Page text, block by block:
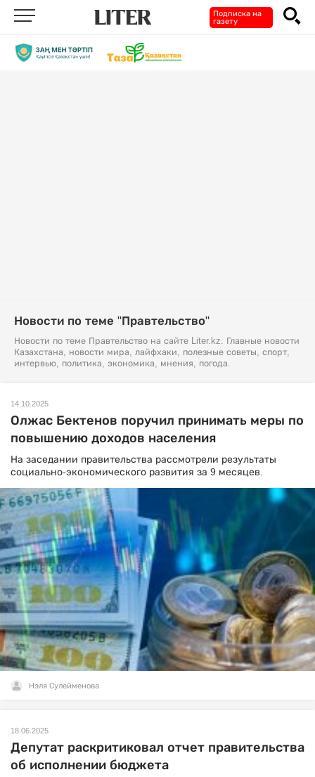
Подписка на
газету
Новости по теме "Правтельство"
Новости по теме Правтельство на сайте Liter.kz. Главные новости
Казахстана, новости мира, лайфхаки, полезные советы, спорт,
интервью, политика, экономика, мнения, погода.
14.10.2025
Олжас Бектенов поручил принимать меры по
повышению доходов населения
На заседании правительства рассмотрели результаты
социально-экономического развития за 9 месяцев.
Нэля Сулейменова
18.06.2025
Депутат раскритиковал отчет правительства
об исполнении бюджета